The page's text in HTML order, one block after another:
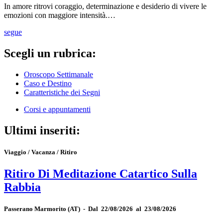
In amore ritrovi coraggio, determinazione e desiderio di vivere le
emozioni con maggiore intensità.…
segue
Scegli un rubrica:
Oroscopo Settimanale
Caso e Destino
Caratteristiche dei Segni
Corsi e appuntamenti
Ultimi inseriti:
Viaggio / Vacanza / Ritiro
Ritiro Di Meditazione Catartico Sulla
Rabbia
Passerano Marmorito (AT) - Dal 22/08/2026 al 23/08/2026